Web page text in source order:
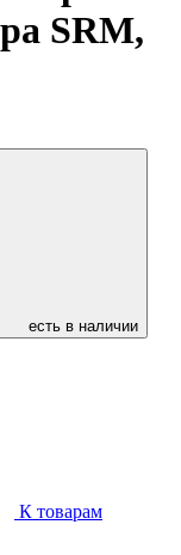
SRM,
есть в наличии
К товарам